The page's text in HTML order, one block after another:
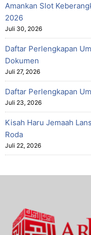
Amankan Slot
2026
Juli 30, 2026
Daftar Perlengkapan
Dokumen
Juli 27, 2026
Daftar Perlengkapan
Juli 23, 2026
Kisah Haru Jemaah
Roda
Juli 22, 2026